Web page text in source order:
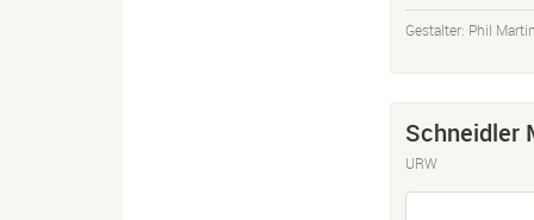
Gestalter: Phil Martin
Schneidler
URW